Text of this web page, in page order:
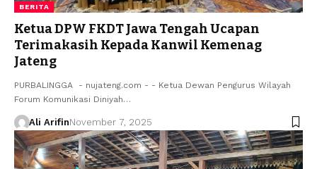
BERITA
Ketua DPW FKDT Jawa Tengah Ucapan
Terimakasih Kepada Kanwil Kemenag
Jateng
PURBALINGGA - nujateng.com - - Ketua Dewan Pengurus Wilayah
Forum Komunikasi Diniyah…
Ali ArifinNovember 7, 2025